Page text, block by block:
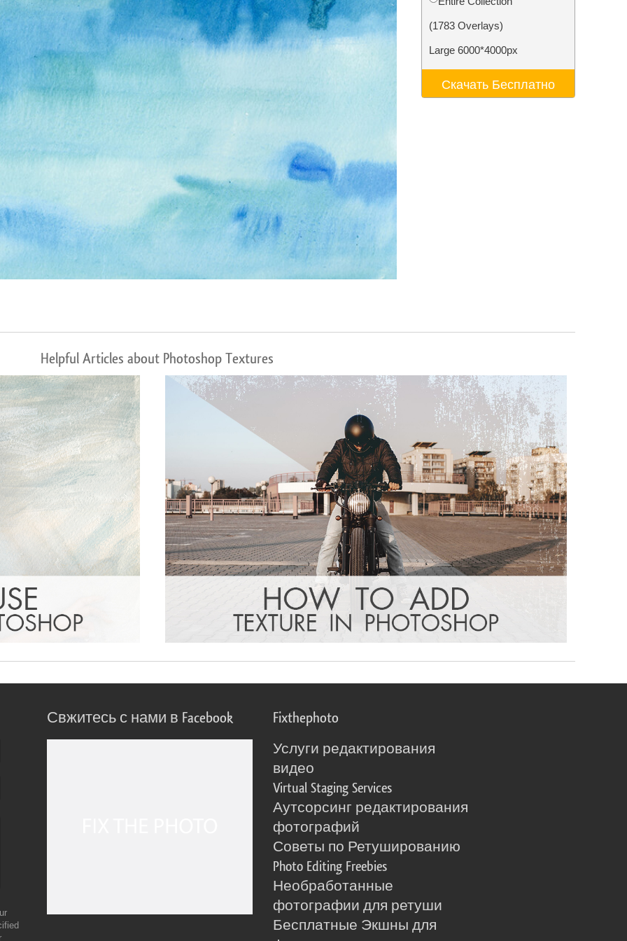
ретуши Ретушь ювелирных
изделий
Данные для обучения
ИИ
Video Editing Services
(1783 Overlays)
Large 6000*4000px
Скачать Бесплатно
Helpful Articles about Photoshop Textures
Свжитесь с нами в Facebook Fixthephoto
Услуги редактирования
видео
Virtual Staging Services
Аутсорсинг редактирования
фотографий
Советы по Ретушированию
Photo Editing Freebies
Необработанные
фотографии для ретуши
Бесплатные Экшны для